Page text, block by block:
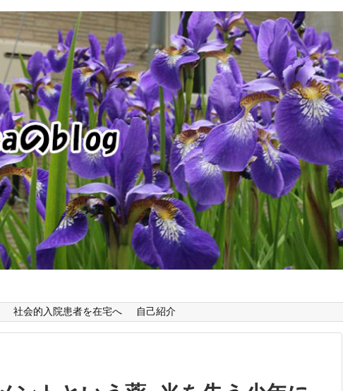
社会的入院患者を在宅へ 自己紹介